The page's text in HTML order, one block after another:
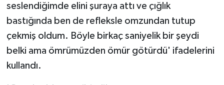
seslendiğimde elini şuraya attı ve çığlık
bastığında ben de refleksle omzundan tutup
çekmiş oldum. Böyle birkaç saniyelik bir şeydi
belki ama ömrümüzden ömür götürdü' ifadelerini
kullandı.